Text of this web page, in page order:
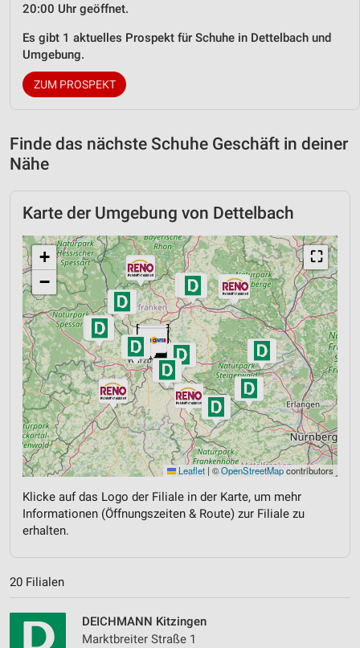
20:00 Uhr geöffnet.
Es gibt 1 aktuelles Prospekt für Schuhe in Dettelbach und
Umgebung.
ZUM PROSPEKT
Finde das nächste Schuhe Geschäft in deiner
Nähe
Karte der Umgebung von Dettelbach
⛶
+
−
Leaflet | ©OpenStreetMapcontributors
Klicke auf das Logo der Filiale in der Karte, um mehr
Informationen (Öffnungszeiten & Route) zur Filiale zu
erhalten.
20 Filialen
DEICHMANN Kitzingen
Marktbreiter Straße 1